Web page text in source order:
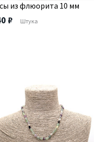
из флюорита 10 мм
₽ Штука